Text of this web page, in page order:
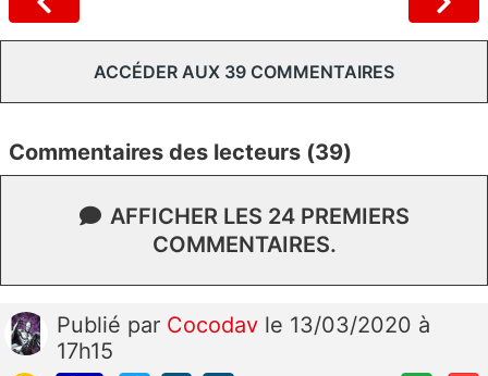
ACCÉDER AUX 39 COMMENTAIRES
Commentaires des lecteurs (39)
AFFICHER LES 24 PREMIERS
COMMENTAIRES.
Publié par Cocodav le 13/03/2020 à
17h15